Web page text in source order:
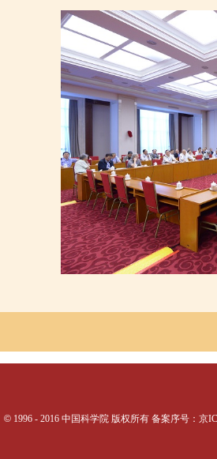
© 1996 - 2016 中国科学院 版权所有 备案序号：京